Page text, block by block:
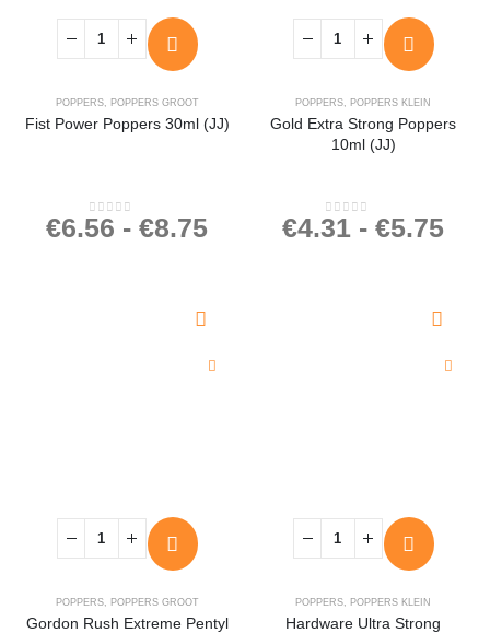
POPPERS, POPPERS GROOT
Fist Power Poppers 30ml (JJ)
0out of 5
€6.56 - €8.75
POPPERS, POPPERS KLEIN
Gold Extra Strong Poppers
10ml (JJ)
0out of 5
€4.31 - €5.75
POPPERS, POPPERS GROOT
Gordon Rush Extreme Pentyl
POPPERS, POPPERS KLEIN
Hardware Ultra Strong